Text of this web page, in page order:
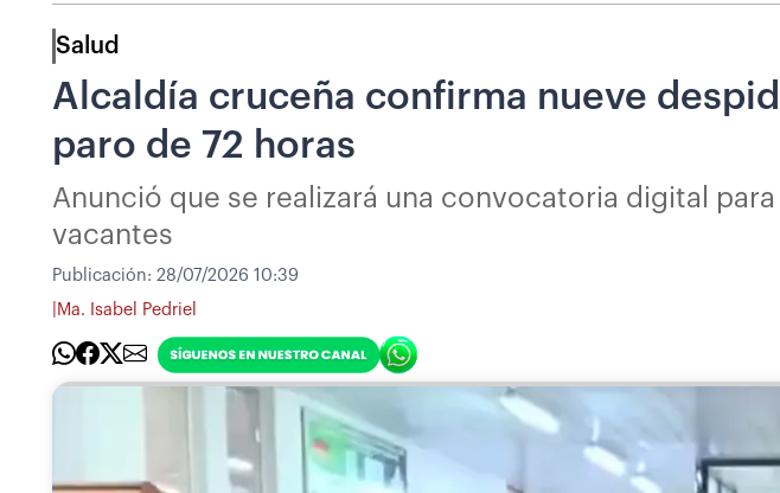
Salud
Alcaldía cruceña confirma nueve
paro de 72 horas
Anunció que se realizará una convocatoria digital
vacantes
Publicación: 28/07/2026 10:39
Ma. Isabel Pedriel